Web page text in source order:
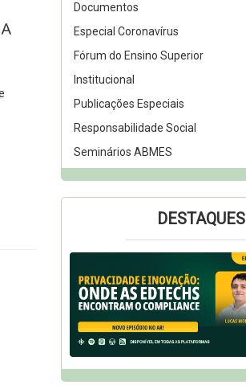
Documentos
Especial Coronavírus
Fórum do Ensino Superior
Institucional
Publicações Especiais
Responsabilidade Social
Seminários ABMES
DESTAQUES